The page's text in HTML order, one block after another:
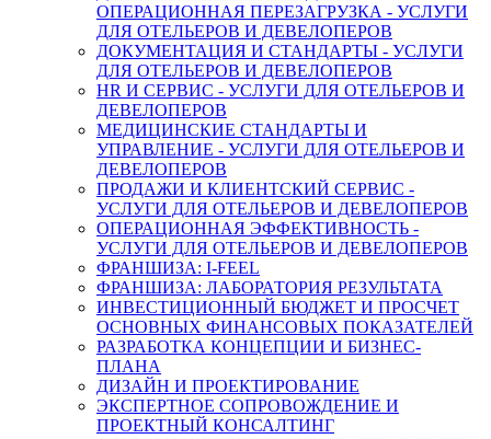
ОПЕРАЦИОННАЯ ПЕРЕЗАГРУЗКА - УСЛУГИ
ДЛЯ ОТЕЛЬЕРОВ И ДЕВЕЛОПЕРОВ
ДОКУМЕНТАЦИЯ И СТАНДАРТЫ - УСЛУГИ
ДЛЯ ОТЕЛЬЕРОВ И ДЕВЕЛОПЕРОВ
HR И СЕРВИС - УСЛУГИ ДЛЯ ОТЕЛЬЕРОВ И
ДЕВЕЛОПЕРОВ
МЕДИЦИНСКИЕ СТАНДАРТЫ И
УПРАВЛЕНИЕ - УСЛУГИ ДЛЯ ОТЕЛЬЕРОВ И
ДЕВЕЛОПЕРОВ
ПРОДАЖИ И КЛИЕНТСКИЙ СЕРВИС -
УСЛУГИ ДЛЯ ОТЕЛЬЕРОВ И ДЕВЕЛОПЕРОВ
ОПЕРАЦИОННАЯ ЭФФЕКТИВНОСТЬ -
УСЛУГИ ДЛЯ ОТЕЛЬЕРОВ И ДЕВЕЛОПЕРОВ
ФРАНШИЗА: I-FEEL
ФРАНШИЗА: ЛАБОРАТОРИЯ РЕЗУЛЬТАТА
ИНВЕСТИЦИОННЫЙ БЮДЖЕТ И ПРОСЧЕТ
ОСНОВНЫХ ФИНАНСОВЫХ ПОКАЗАТЕЛЕЙ
РАЗРАБОТКА КОНЦЕПЦИИ И БИЗНЕС-
ПЛАНА
ДИЗАЙН И ПРОЕКТИРОВАНИЕ
ЭКСПЕРТНОЕ СОПРОВОЖДЕНИЕ И
ПРОЕКТНЫЙ КОНСАЛТИНГ